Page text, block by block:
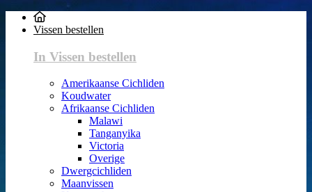
Vissen bestellen
In Vissen bestellen
Amerikaanse Cichliden
Koudwater
Afrikaanse Cichliden
Malawi
Tanganyika
Victoria
Overige
Dwergcichliden
Maanvissen